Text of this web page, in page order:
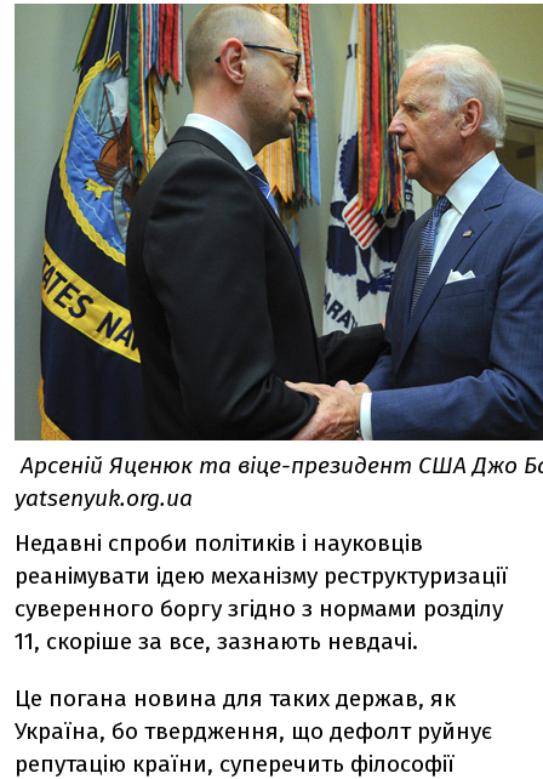
Арсеній Яценюк та віце-президент США Джо
yatsenyuk.org.ua
Недавні спроби політиків і науковців
реанімувати ідею механізму реструктуризації
суверенного боргу згідно з нормами розділу
11, скоріше за все, зазнають невдачі.
Це погана новина для таких держав, як
Україна, бо твердження, що дефолт руйнує
репутацію країни, суперечить філософії